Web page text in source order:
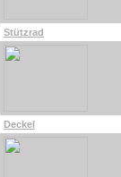
Stützrad
Deckel